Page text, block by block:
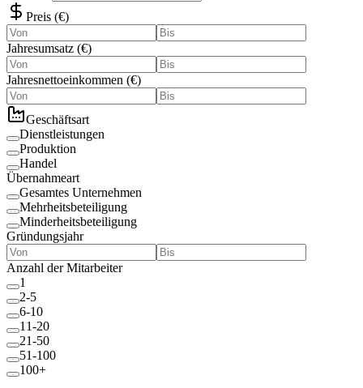
Preis (€)
Jahresumsatz (€)
Jahresnettoeinkommen (€)
Geschäftsart
Dienstleistungen
Produktion
Handel
Übernahmeart
Gesamtes Unternehmen
Mehrheitsbeteiligung
Minderheitsbeteiligung
Gründungsjahr
Anzahl der Mitarbeiter
1
2-5
6-10
11-20
21-50
51-100
100+